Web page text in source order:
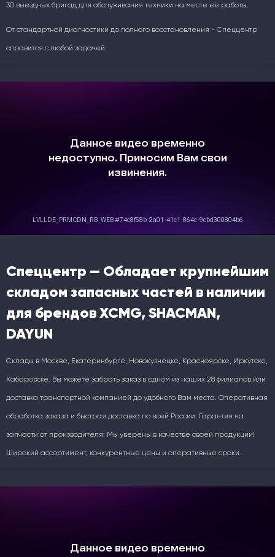
30 выездных бригад для обслуживания техники на месте её работы.
От стандартной диагностики до полного восстановления - Спеццентр
справится с любой задачей.
Спеццентр — Обладает крупнейшим
складом запасных частей в наличии
для брендов XCMG, SHACMAN,
DAYUN
Склады в Москве, Екатеринбурге, Новокузнецке, Красноярске, Иркутске,
Хабаровске. Вы можете забрать заказ в одном из наших 28 филиалов или
доставка транспортной компанией до удобного Вам места. Оперативная
обработка заказа и быстрая доставка по всей России. Гарантия на
запчасти от производителя: Мы уверены в качестве своей продукции!
Широкий ассортимент, конкурентные цены и оперативные сроки.